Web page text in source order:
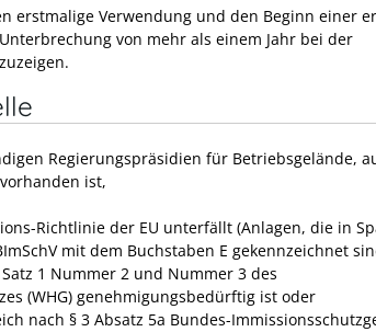
erstmalige Verwendung und den Beginn einer
von mehr als einem Jahr bei der
Regierungspräsidien für Betriebsgelände,
ist,
Richtlinie der EU unterfällt (Anlagen, die in
mit dem Buchstaben E gekennzeichnet
1 Nummer 2 und Nummer 3 des
(WHG) genehmigungsbedürftig ist oder
nach § 3 Absatz 5a Bundes-